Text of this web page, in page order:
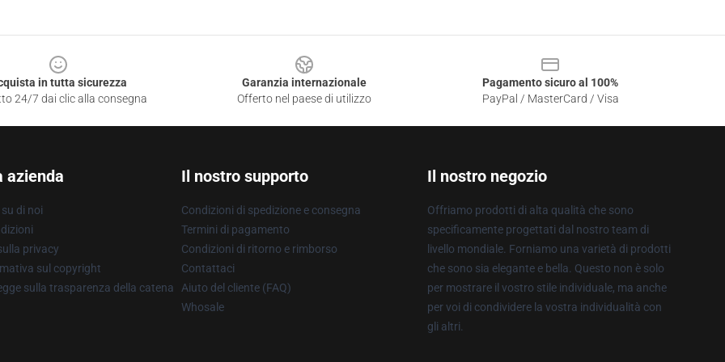
in tutta sicurezza
24/7 dai clic alla consegna
Garanzia internazionale
Offerto nel paese di utilizzo
Pagamento sicuro al 100%
PayPal / MasterCard / Visa
azienda
di noi
privacy
sul copyright
sulla trasparenza della catena
Il nostro supporto
Condizioni di spedizione e consegna
Termini di pagamento
Condizioni di ritorno e rimborso
Contattaci
Aiuto del cliente (FAQ)
Whosale
Il nostro negozio
Offriamo prodotti di alta qualità che sono
specificamente progettati dal nostro team di
livello mondiale. Forniamo una varietà di prodotti
che sono sia elegante e bella. Questo non è solo
per mostrare il vostro stile individuale, ma anche
per voi di condividere la vostra individualità con
gli altri.